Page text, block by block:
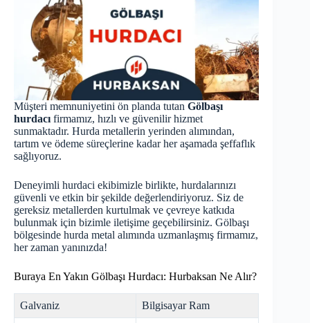
Müşteri memnuniyetini ön planda tutan Gölbaşı
hurdacı firmamız, hızlı ve güvenilir hizmet
sunmaktadır. Hurda metallerin yerinden alımından,
tartım ve ödeme süreçlerine kadar her aşamada şeffaflık
sağlıyoruz.
Deneyimli hurdaci ekibimizle birlikte, hurdalarınızı
güvenli ve etkin bir şekilde değerlendiriyoruz. Siz de
gereksiz metallerden kurtulmak ve çevreye katkıda
bulunmak için bizimle iletişime geçebilirsiniz. Gölbaşı
bölgesinde hurda metal alımında uzmanlaşmış firmamız,
her zaman yanınızda!
Buraya En Yakın Gölbaşı Hurdacı: Hurbaksan Ne Alır?
Galvaniz Bilgisayar Ram